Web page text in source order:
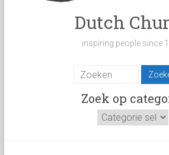
Dutch
inspiring people since
Zoek op
Zoek
op